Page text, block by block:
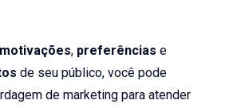
motivações, preferênciase
de seu público, você pode
de marketing para atender